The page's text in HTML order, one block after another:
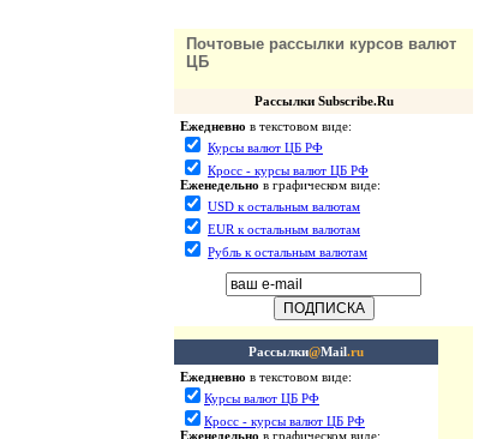
Почтовые рассылки курсов валют
ЦБ
Рассылки Subscribe.Ru
Ежедневно в текстовом виде:
Курсы валют ЦБ РФ
Кросс - курсы валют ЦБ РФ
Еженедельно в графическом виде:
USD к остальным валютам
EUR к остальным валютам
Рубль к остальным валютам
Рассылки@Mail.ru
Ежедневно в текстовом виде:
Курсы валют ЦБ РФ
Кросс - курсы валют ЦБ РФ
Еженедельно в графическом виде: